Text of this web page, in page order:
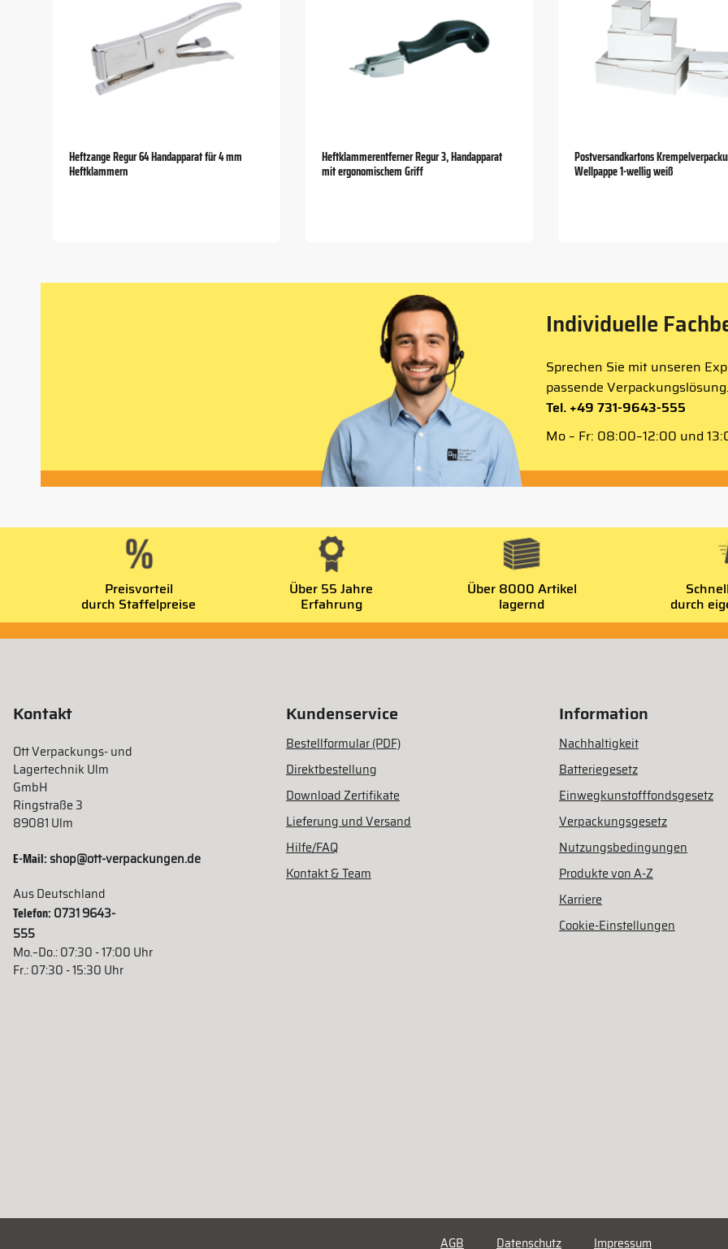
Heftzange Regur 64 Handapparat für 4 mm
Heftklammern
Heftklammerentferner Regur 3, Handapparat
mit ergonomischem Griff
Postversandkartons
Wellpappe 1-wellig weiß
Individuelle
Sprechen Sie mit unseren
passende Verpackungslösung.
Tel. +49 731-9643-555
Mo – Fr: 08:00–12:00 und
Preisvorteil
durch Staffelpreise
Über 55 Jahre
Erfahrung
Über 8000 Artikel
lagernd durch
Kontakt
Ott Verpackungs- und
Lagertechnik Ulm
GmbH
Ringstraße 3
89081 Ulm
E-Mail:shop@ott-verpackungen.de
Aus Deutschland
Telefon: 0731 9643-
555
Mo.–Do.: 07:30 - 17:00 Uhr
Fr.: 07:30 - 15:30 Uhr
Kundenservice
Bestellformular (PDF)
Direktbestellung
Download Zertifikate
Lieferung und Versand
Hilfe/FAQ
Kontakt & Team
Information
Nachhaltigkeit
Batteriegesetz
Einwegkunstofffondsgesetz
Verpackungsgesetz
Nutzungsbedingungen
Produkte von A-Z
Karriere
Cookie-Einstellungen
AGB Datenschutz Impressum